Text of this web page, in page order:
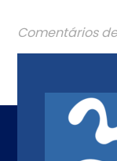
Comentários